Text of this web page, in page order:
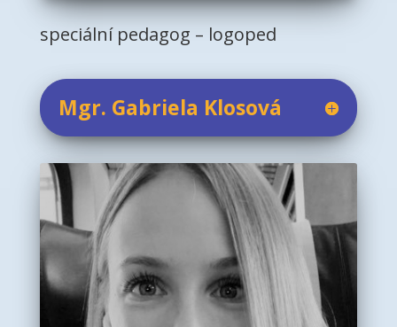
speciální pedagog – logoped
Mgr. Gabriela Klosová